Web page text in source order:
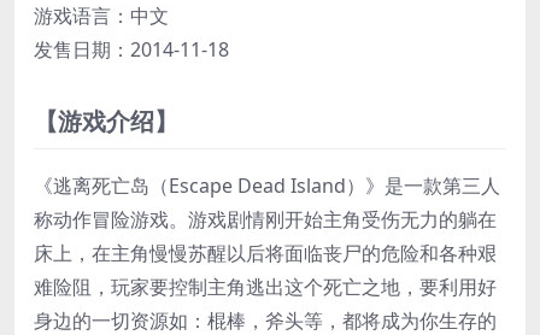
游戏语言：中文
发售日期：2014-11-18
【游戏介绍】
《逃离死亡岛（Escape Dead Island）》是一款第三人
称动作冒险游戏。游戏剧情刚开始主角受伤无力的躺在
床上，在主角慢慢苏醒以后将面临丧尸的危险和各种艰
难险阻，玩家要控制主角逃出这个死亡之地，要利用好
身边的一切资源如：棍棒，斧头等，都将成为你生存的